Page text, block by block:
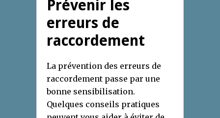
Prévenir les
erreurs de
raccordement
La prévention des erreurs de
raccordement passe par une
bonne sensibilisation.
Quelques conseils pratiques